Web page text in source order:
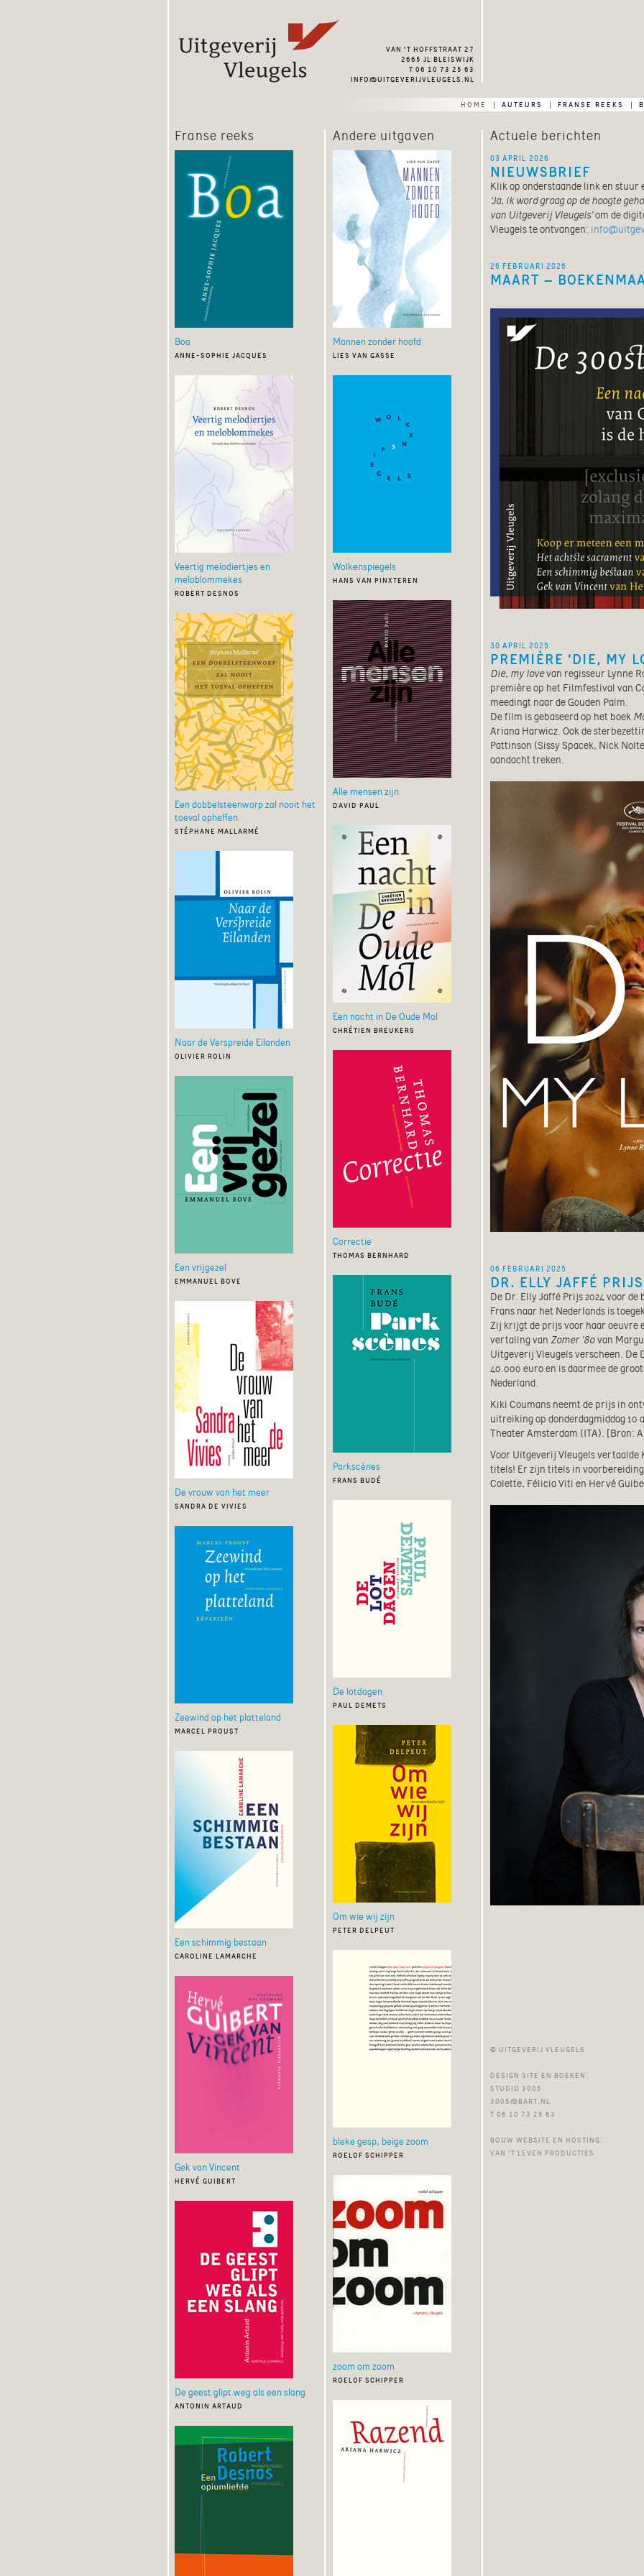
van ’t hoffstraat 27
2665 jl bleiswijk
t 06 10 73 25 63
info@uitgeverijvleugels.nl
home | auteurs | franse reeks |
Franse reeks
Boa
anne-sophie jacques
Veertig melodiertjes en
meloblommekes
robert desnos
Een dobbelsteenworp zal nooit het
toeval opheffen
stéphane mallarmé
Naar de Verspreide Eilanden
olivier rolin
Een vrijgezel
emmanuel bove
De vrouw van het meer
sandra de vivies
Zeewind op het platteland
marcel proust
Een schimmig bestaan
caroline lamarche
Gek van Vincent
hervé guibert
De geest glipt weg als een slang
antonin artaud
Andere uitgaven
Mannen zonder hoofd
lies van gasse
Wolkenspiegels
hans van pinxteren
Alle mensen zijn
david paul
Een nacht in De Oude Mol
chrétien breukers
Correctie
thomas bernhard
Parkscènes
frans budé
De lotdagen
paul demets
Om wie wij zijn
peter delpeut
bleke gesp, beige zoom
roelof schipper
zoom om zoom
roelof schipper
Actuele berichten
03 april 2026
NIEUWSBRIEF
Klik op onderstaande link en stuur
‘Ja, ik word graag op de hoogte
van Uitgeverij Vleugels’om de
Vleugels te ontvangen:
26 februari 2026
MAART –
30 april 2025
PREMIÈRE ‘DIE, MY
Die, my lovevan regisseur Lynne
première op het Filmfestival van
meedingt naar de Gouden Palm.
De film is gebaseerd op het boek
Ariana Harwicz. Ook de
Pattinson (Sissy Spacek, Nick
aandacht treken.
06 februari 2025
DR. ELLY JAFFÉ
De Dr. Elly Jaffé Prijs 2024 voor
Frans naar het Nederlands is
Zij krijgt de prijs voor haar oeuvre
vertaling van Zomer ’80van
Uitgeverij Vleugels verscheen. De
40.000 euro en is daarmee de
Nederland.
Kiki Coumans neemt de prijs in
uitreiking op donderdagmiddag
Theater Amsterdam (ITA). [Bron:
Voor Uitgeverij Vleugels vertaalde
titels! Er zijn titels in
Colette, Félicia Viti en Hervé
© uitgeverij vleugels
design site en boeken:
studio 3005
3005@bart.nl
t 06 10 73 25 63
bouw website en hosting:
van ’t leven producties